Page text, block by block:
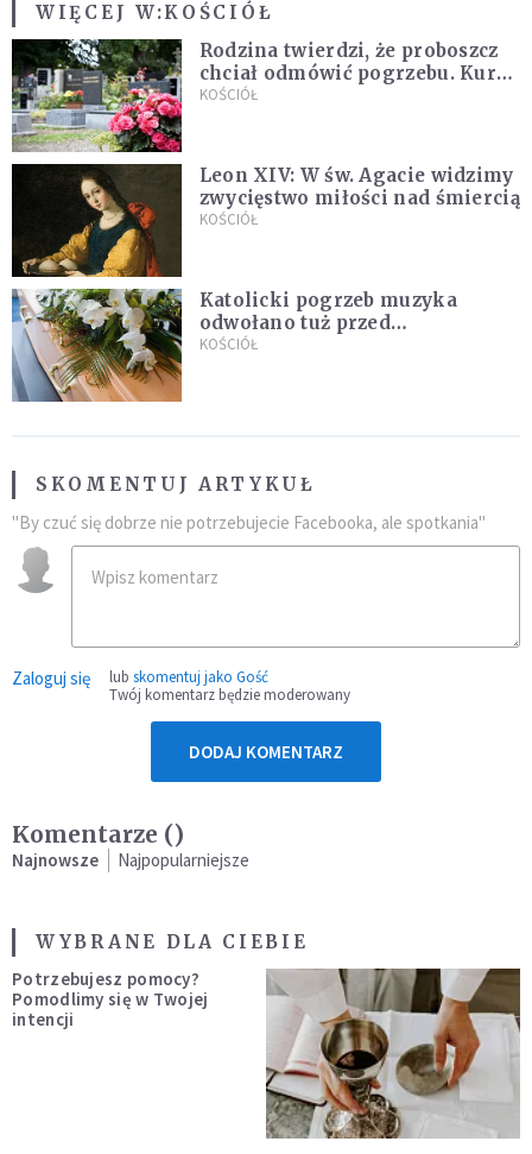
WIĘCEJ W:KOŚCIÓŁ
Rodzina twierdzi, że proboszcz
chciał odmówić pogrzebu. Kuria
zapowiada wyjaśnienia
KOŚCIÓŁ
Leon XIV: W św. Agacie widzimy
zwycięstwo miłości nad śmiercią
KOŚCIÓŁ
Katolicki pogrzeb muzyka
odwołano tuż przed
uroczystością. Powodem była
KOŚCIÓŁ
SKOMENTUJ ARTYKUŁ
"By czuć się dobrze nie potrzebujecie Facebooka, ale spotkania"
Zaloguj się lub skomentuj jako Gość
Twój komentarz będzie moderowany
DODAJ KOMENTARZ
Komentarze ()
Najnowsze Najpopularniejsze
WYBRANE DLA CIEBIE
Potrzebujesz pomocy?
Pomodlimy się w Twojej
intencji